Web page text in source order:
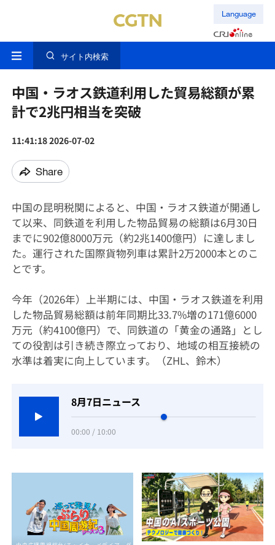
Language
サイト内検索
中国・ラオス鉄道利用した貿易総額が累
計で2兆円相当を突破
11:41:18 2026-07-02
Share
中国の昆明税関によると、中国・ラオス鉄道が開通し
て以来、同鉄道を利用した物品貿易の総額は6月30日
までに902億8000万元（約2兆1400億円）に達しまし
た。運行された国際貨物列車は累計2万2000本とのこ
とです。
今年（2026年）上半期には、中国・ラオス鉄道を利用
した物品貿易総額は前年同期比33.7%増の171億6000
万元（約4100億円）で、同鉄道の「黄金の通路」とし
ての役割は引き続き際立っており、地域の相互接続の
水準は着実に向上しています。
（ZHL、鈴木）
8月7日ニュース
00:00 / 10:00